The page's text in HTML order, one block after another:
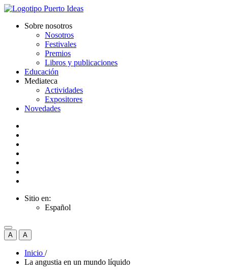
Sobre nosotros
Nosotros
Festivales
Premios
Libros y publicaciones
Educación
Mediateca
Actividades
Expositores
Novedades
Sitio en:
Español
A A
Inicio /
La angustia en un mundo líquido